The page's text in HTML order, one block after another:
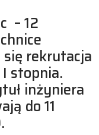
– 12
się rekrutacja
stopnia.
inżyniera
do 11